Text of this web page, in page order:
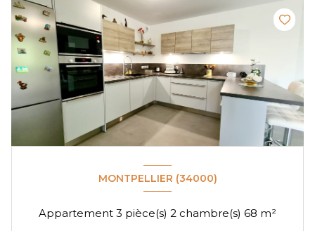
MONTPELLIER (34000)
Appartement 3 pièce(s) 2 chambre(s) 68 m²